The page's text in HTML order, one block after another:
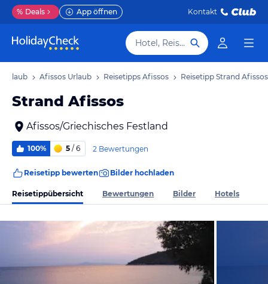
% Deals App öffnen Kontakt
Hotel, Reiseziel
Urlaub Afissos Urlaub Reisetipps Afissos Reisetipp Strand Afissos
Strand Afissos
Afissos/Griechisches Festland
100% 5 / 6 2 Bewertungen
Reisetipp bewerten Bilder hochladen
Reisetippübersicht Bewertungen Bilder Hotels